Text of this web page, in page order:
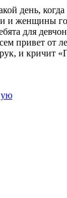
день, когда
и женщины
для
привет от
и кричит